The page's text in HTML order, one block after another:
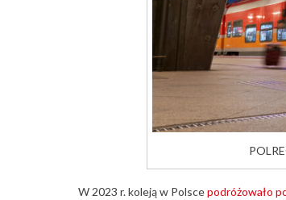
W 2023 r. koleją w Polscepodróżowało